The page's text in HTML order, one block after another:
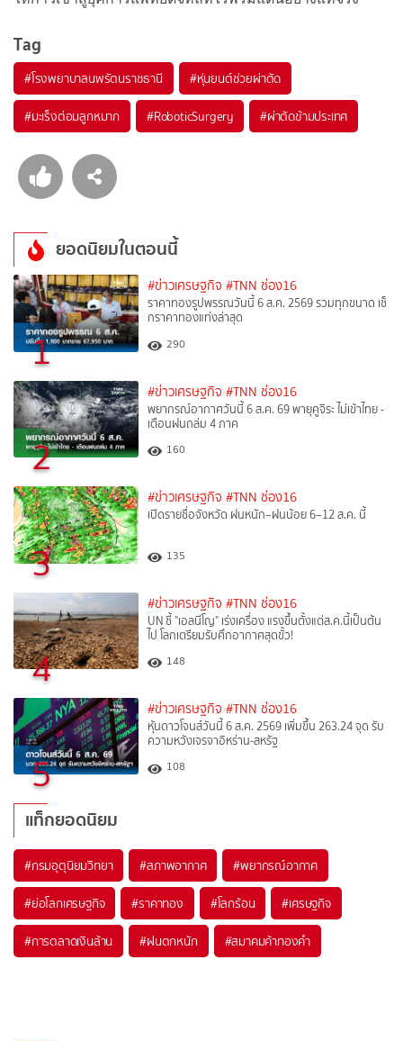
Tag
#โรงพยาบาลนพรัตนราชธานี #หุ่นยนต์ช่วยผ่าตัด
#มะเร็งต่อมลูกหมาก #RoboticSurgery #ผ่าตัดข้ามประเทศ
ยอดนิยมในตอนนี้
1
#ข่าวเศรษฐกิจ #TNN ช่อง16
ราคาทองรูปพรรณวันนี้ 6 ส.ค. 2569 รวมทุกขนาด เช็
กราคาทองแท่งล่าสุด
290
2
#ข่าวเศรษฐกิจ #TNN ช่อง16
พยากรณ์อากาศวันนี้ 6 ส.ค. 69 พายุคูจิระ ไม่เข้าไทย -
เตือนฝนถล่ม 4 ภาค
160
3
#ข่าวเศรษฐกิจ #TNN ช่อง16
เปิดรายชื่อจังหวัด ฝนหนัก–ฝนน้อย 6–12 ส.ค. นี้
135
4
#ข่าวเศรษฐกิจ #TNN ช่อง16
UN ชี้ "เอลนีโญ" เร่งเครื่อง แรงขึ้นตั้งแต่ส.ค.นี้เป็นต้น
ไป โลกเตรียมรับศึกอากาศสุดขั้ว!
148
5
#ข่าวเศรษฐกิจ #TNN ช่อง16
หุ้นดาวโจนส์วันนี้ 6 ส.ค. 2569 เพิ่มขึ้น 263.24 จุด รับ
ความหวังเจรจาอิหร่าน-สหรัฐ
108
แท็กยอดนิยม
#กรมอุตุนิยมวิทยา #สภาพอากาศ #พยากรณ์อากาศ
#ย่อโลกเศรษฐกิจ #ราคาทอง #โลกร้อน #เศรษฐกิจ
#การตลาดเงินล้าน #ฝนตกหนัก #สมาคมค้าทองคำ